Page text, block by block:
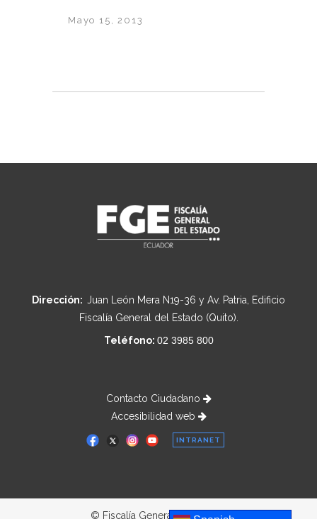
Mayo 15, 2013
Dirección: Juan León Mera N19-36 y Av. Patria, Edificio
Fiscalía General del Estado (Quito).
Teléfono: 02 3985 800
Contacto Ciudadano
Accesibilidad web
INTRANET
© Fiscalía General del Estado